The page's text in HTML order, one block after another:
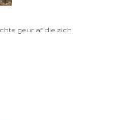
geur af die zich